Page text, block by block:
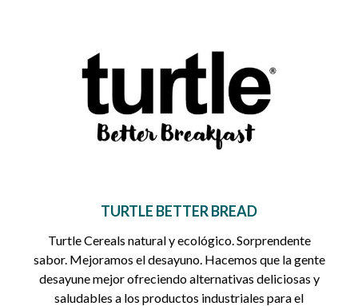
TURTLE BETTER BREAD
Turtle Cereals natural y ecológico. Sorprendente
sabor. Mejoramos el desayuno. Hacemos que la gente
desayune mejor ofreciendo alternativas deliciosas y
saludables a los productos industriales para el